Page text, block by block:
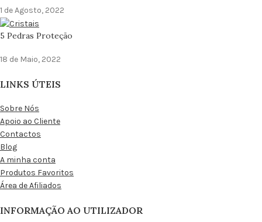
1 de Agosto, 2022
5 Pedras Proteção
18 de Maio, 2022
LINKS ÚTEIS
Sobre Nós
Apoio ao Cliente
Contactos
Blog
A minha conta
Produtos Favoritos
Área de Afiliados
INFORMAÇÃO AO UTILIZADOR